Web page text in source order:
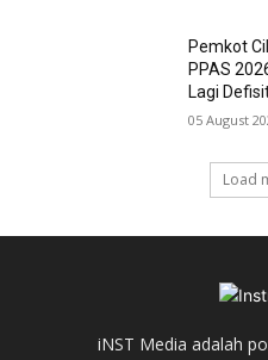
Pemkot
PPAS
Lagi
05 August
Load
iNST Media adalah